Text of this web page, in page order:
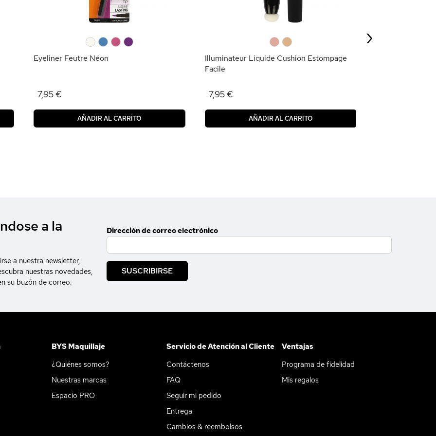
Eyeliner Feutre Néon
7,95 €
AÑADIR AL CARRITO
Illuminateur Liquide Cushion Estompage
Facile
7,95 €
AÑADIR AL CARRITO
›
a la
a nuestra newsletter,
nuestras novedades,
su buzón de correo.
Dirección de correo electrónico
SUSCRIBIRSE
BYS Maquillaje
¿Quiénes somos?
Nuestras marcas
Espacio PRO
Servicio de Atención al Cliente
Contáctenos
FAQ
Seguir mi pedido
Entrega
Cambios & reembolsos
Ventajas
Programa de fidelidad
Mis regalos